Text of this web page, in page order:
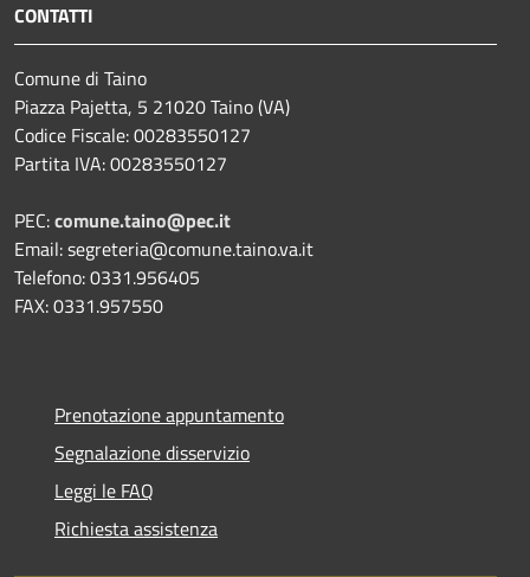
CONTATTI
Comune di Taino
Piazza Pajetta, 5 21020 Taino (VA)
Codice Fiscale: 00283550127
Partita IVA: 00283550127
PEC:comune.taino@pec.it
Email: segreteria@comune.taino.va.it
Telefono: 0331.956405
FAX: 0331.957550
Prenotazione appuntamento
Segnalazione disservizio
Leggi le FAQ
Richiesta assistenza